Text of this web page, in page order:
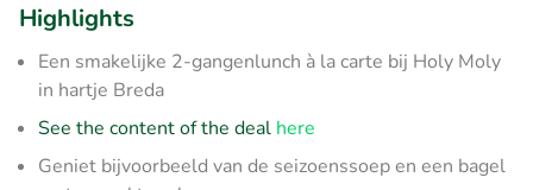
Highlights
Een smakelijke 2-gangenlunch à la carte bij Holy Moly
in hartje Breda
See the content of the deal here
Geniet bijvoorbeeld van de seizoenssoep en een bagel